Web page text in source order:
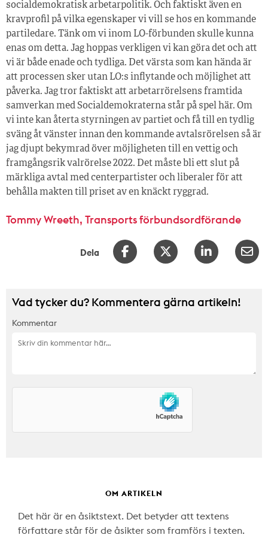
socialdemokratisk arbetarpolitik. Och faktiskt även en
kravprofil på vilka egenskaper vi vill se hos en kommande
partiledare. Tänk om vi inom LO-förbunden skulle kunna
enas om detta. Jag hoppas verkligen vi kan göra det och att
vi är både enade och tydliga. Det värsta som kan hända är
att processen sker utan LO:s inflytande och möjlighet att
påverka. Jag tror faktiskt att arbetarrörelsens framtida
samverkan med Socialdemokraterna står på spel här. Om
vi inte kan återta styrningen av partiet och få till en tydlig
sväng åt vänster innan den kommande avtalsrörelsen så är
jag djupt bekymrad över möjligheten till en vettig och
framgångsrik valrörelse 2022. Det måste bli ett slut på
märkliga avtal med centerpartister och liberaler för att
behålla makten till priset av en knäckt ryggrad.
Tommy Wreeth, Transports förbundsordförande
Dela
Vad tycker du? Kommentera gärna artikeln!
Kommentar
OM ARTIKELN
Det här är en åsiktstext. Det betyder att textens
författare står för de åsikter som framförs i texten.